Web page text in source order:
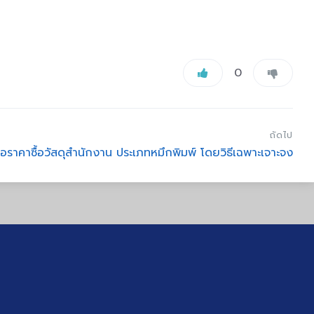
0
ถัดไป
ราคาซื้อวัสดุสำนักงาน ประเภทหมึกพิมพ์ โดยวิธีเฉพาะเจาะจง